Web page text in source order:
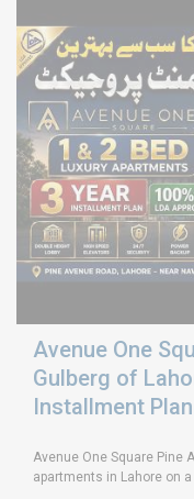
Avenue One
Gulberg of
Installment
Avenue One Square Pine
apartments in Lahore on